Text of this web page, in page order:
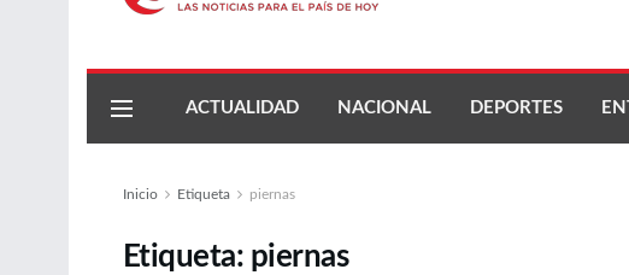
ACTUALIDAD NACIONAL DEPORTES
Inicio Etiqueta piernas
Etiqueta: piernas